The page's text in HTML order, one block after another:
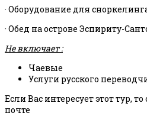
· Оборудование для
· Обед на острове Эспириту-
Не включает :
Чаевые
Услуги русского
Если Вас интересует этот тур,
почте